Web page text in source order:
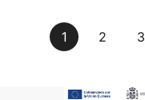
1 2 3